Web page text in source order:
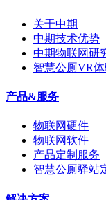
关于中期
中期技术优势
中期物联网研
智慧公厕VR
产品&服务
物联网硬件
物联网软件
产品定制服务
智慧公厕驿站